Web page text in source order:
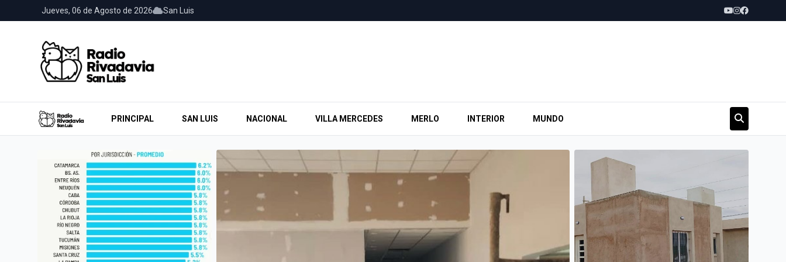
Jueves, 06 de Agosto de 2026 San Luis
PRINCIPAL SAN LUIS NACIONAL VILLA MERCEDES MERLO INTERIOR MUNDO